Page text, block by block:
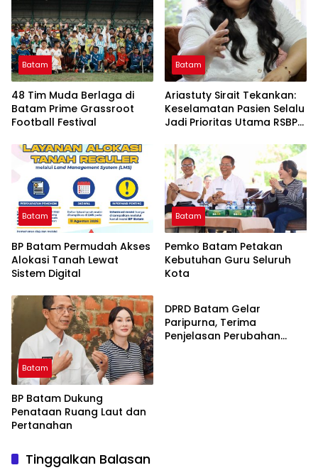
Batam
48 Tim Muda Berlaga di
Batam Prime Grassroot
Football Festival
Batam
Ariastuty Sirait Tekankan:
Keselamatan Pasien Selalu
Jadi Prioritas Utama RSBP
Batam
BP Batam Permudah Akses
Alokasi Tanah Lewat
Sistem Digital
Batam
Pemko Batam Petakan
Kebutuhan Guru Seluruh
Kota
Batam
BP Batam Dukung
Penataan Ruang Laut dan
Pertanahan
Advetorial
DPRD Batam Gelar
Paripurna, Terima
Penjelasan Perubahan
Tinggalkan Balasan